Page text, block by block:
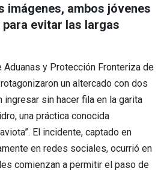
imágenes, ambos jóvenes
evitar las largas
y Protección Fronteriza de
un altercado con dos
ingresar sin hacer fila en la garita
una práctica conocida
El incidente, captado en
en redes sociales, ocurrió en
comienzan a permitir el paso de